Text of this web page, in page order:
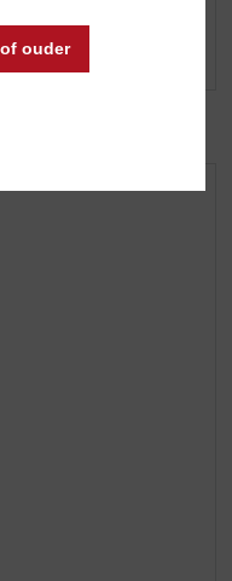
ouder
dit product